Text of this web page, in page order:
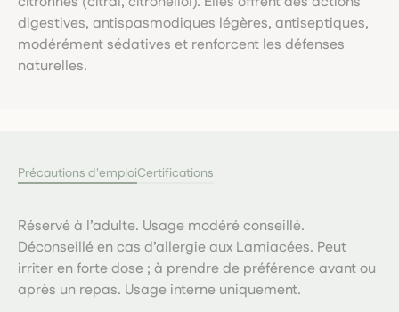
digestives, antispasmodiques légères, antiseptiques,
modérément sédatives et renforcent les défenses
naturelles.
Précautions d'emploiCertifications
Réservé à l’adulte. Usage modéré conseillé.
Déconseillé en cas d’allergie aux Lamiacées. Peut
irriter en forte dose ; à prendre de préférence avant ou
après un repas. Usage interne uniquement.